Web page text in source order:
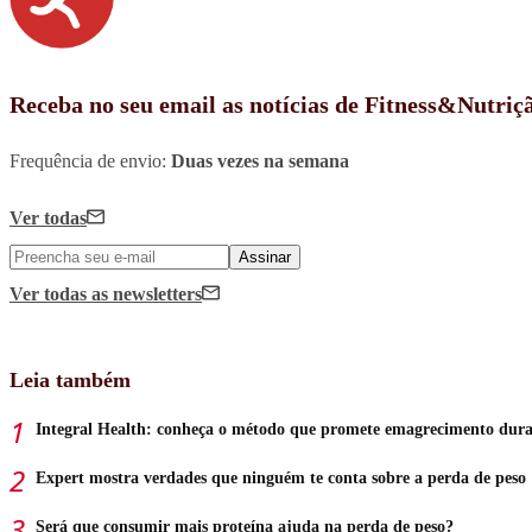
Receba no seu email as notícias de
Frequência de envio: Duas vezes na semana
Ver todas
Assinar
Ver todas as newsletters
Leia também
Integral Health: conheça o método que promete emagrecimento
Expert mostra verdades que ninguém te conta sobre a perda de peso
Será que consumir mais proteína ajuda na perda de peso?